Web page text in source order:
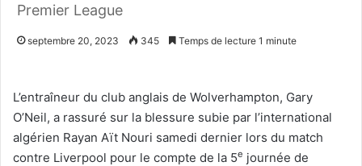
Premier League
septembre 20, 2023 345 Temps de lecture 1 minute
L’entraîneur du club anglais de Wolverhampton, Gary
O’Neil, a rassuré sur la blessure subie par l’international
algérien Rayan Aït Nouri samedi dernier lors du match
contre Liverpool pour le compte de la 5e journée de